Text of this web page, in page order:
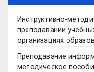
Инструктивно-
преподавании
организациях
Преподавание
методическое